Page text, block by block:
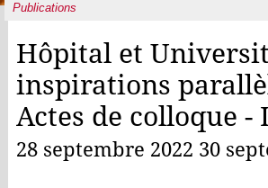
Publications
Hôpital et
inspirations
Actes de colloque -
28 septembre 2022 30